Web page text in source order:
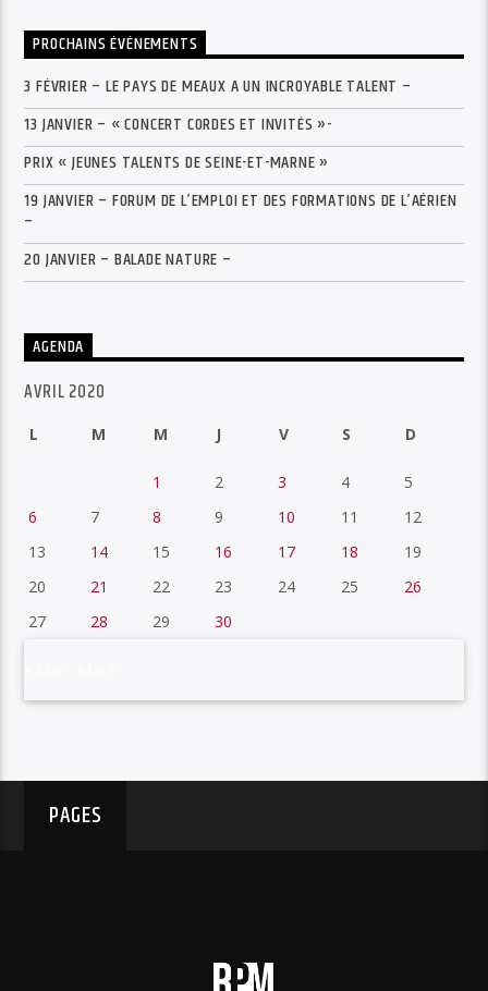
PROCHAINS ÉVÉNEMENTS
3 FÉVRIER – LE PAYS DE MEAUX A UN INCROYABLE TALENT –
13 JANVIER – « CONCERT CORDES ET INVITÉS »-
PRIX « JEUNES TALENTS DE SEINE-ET-MARNE »
19 JANVIER – FORUM DE L’EMPLOI ET DES FORMATIONS DE L’AÉRIEN
–
20 JANVIER – BALADE NATURE –
AGENDA
AVRIL 2020
L M M J V S D
1 2 3 4
5
6
7 8 9 10 11
12
13
14 15 16 17 18
19
20
21 22 23 24 25
26
27
28 29 30
PAGES